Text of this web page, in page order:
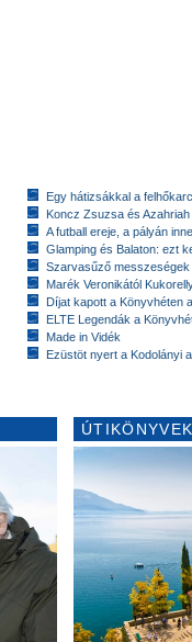
Egy hátizsákkal a
Koncz Zsuzsa és
A futball ereje, a pályán
Glamping és Balaton: ezt
Szarvasűző messzeségek
Marék Veronikától
Díjat kapott a Könyvhéten
ELTE Legendák a
Made in Vidék
Ezüstöt nyert a Kodolányi